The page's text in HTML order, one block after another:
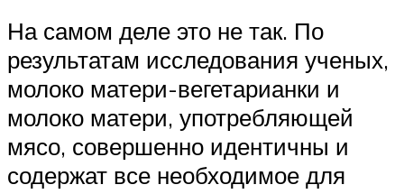
На самом деле это не так. По
результатам исследования ученых,
молоко матери-вегетарианки и
молоко матери, употребляющей
мясо, совершенно идентичны и
содержат все необходимое для